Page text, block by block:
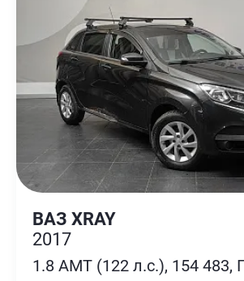
ВАЗ XRAY
2017
1.8 AMT (122 л.с.), 154 483,